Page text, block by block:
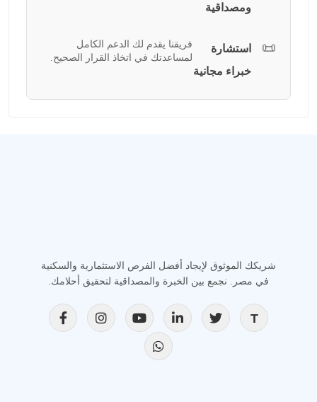
ومصداقية
📜
استشارة
خبراء مجانية
فريقنا يقدم لك الدعم الكامل
لمساعدتك في اتخاذ القرار الصحيح.
شريكك الموثوق لإيجاد أفضل الفرص الاستثمارية والسكنية
في مصر. نجمع بين الخبرة والمصداقية لتحقيق أحلامك.